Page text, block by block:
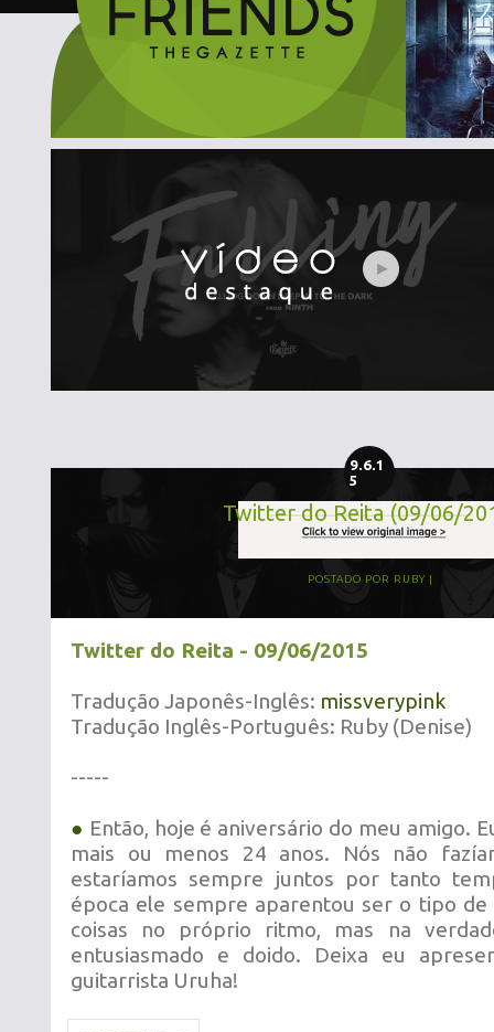
9.6.1
5
Twitter do Reita (09/06/
POSTADO POR RUBY
Twitter do Reita - 09/06/2015
Tradução Japonês-Inglês: missverypink
Tradução Inglês-Português: Ruby (Denise)
-----
● Então, hoje é aniversário do meu amigo.
mais ou menos 24 anos. Nós não
estaríamos sempre juntos por tanto
época ele sempre aparentou ser o tipo de
coisas no próprio ritmo, mas na
entusiasmado e doido. Deixa eu
guitarrista Uruha!